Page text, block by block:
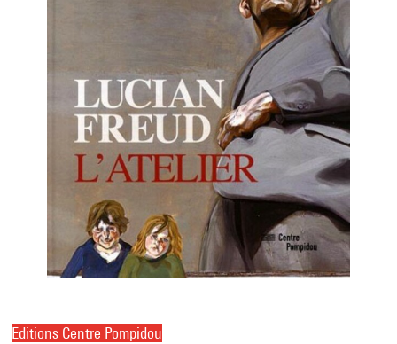
Editions Centre Pompidou